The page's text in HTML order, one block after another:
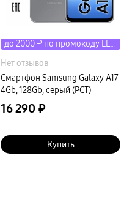
до 2000 ₽ по промокоду LETO
Нет отзывов
Смартфон Samsung Galaxy A17
4Gb, 128Gb, серый (РСТ)
16 290 ₽
Купить